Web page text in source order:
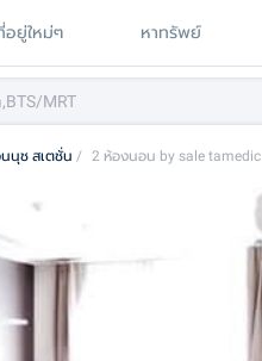
ยู่ใหม่ๆ หาทรัพย์
นุช สเตชั่น / 2 ห้องนอน by sale tamedic